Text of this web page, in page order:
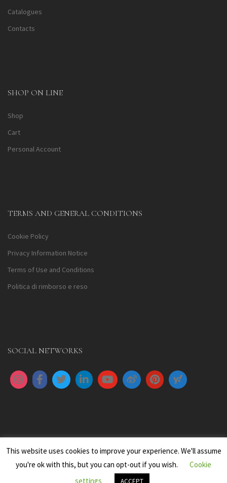
Catalogues
Contacts
SHOP ON LINE
Shop
Cart
Personal Account
TERMS AND GENERAL CONDITIONS
Cookie Policy
Privacy Information Notice
Terms of Use and Conditions
Politica di rimborso e reso
SOCIAL NETWORKS
All images are copyright to their respective owners
This website uses cookies to improve your experience. We'll assume
you're ok with this, but you can opt-out if you wish.
Cookie
settings
ACCEPT